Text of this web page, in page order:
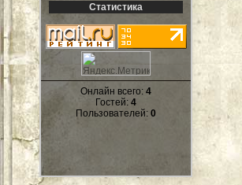
Статистика
Онлайн всего: 4
Гостей: 4
Пользователей: 0